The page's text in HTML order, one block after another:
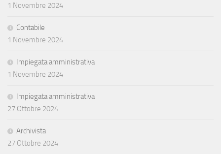
1 Novembre 2024
Contabile
1 Novembre 2024
Impiegata amministrativa
1 Novembre 2024
Impiegata amministrativa
27 Ottobre 2024
Archivista
27 Ottobre 2024